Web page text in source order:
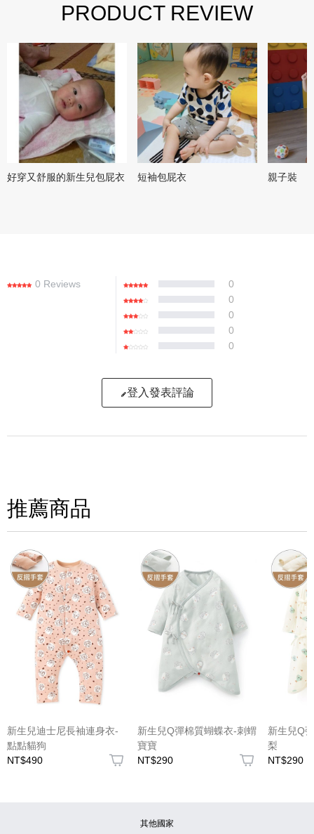
PRODUCT REVIEW
好穿又舒服的新生兒包屁衣 短袖包屁衣 親子裝
0 Reviews
0
0
0
0
0
登入發表評論
(圖片格式限jpg、jpeg)
推薦商品
新生兒迪士尼長袖連身衣-
點點貓狗
NT$490
新生兒Q彈棉質蝴蝶衣-刺蝟
寶寶
NT$290
新生兒Q
梨
NT$290
其他國家